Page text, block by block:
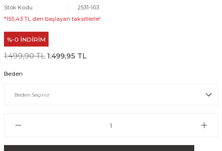
Stok Kodu
2531-103
*155,43 TL den başlayan taksitlerle!
%-0 İNDİRİM
1.499,90 TL 1.499,95 TL
Beden